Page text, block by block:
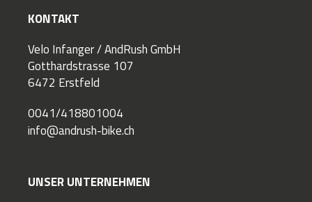
KONTAKT
Velo Infanger / AndRush GmbH
Gotthardstrasse 107
6472 Erstfeld
0041/418801004
info@andrush-bike.ch
UNSER UNTERNEHMEN